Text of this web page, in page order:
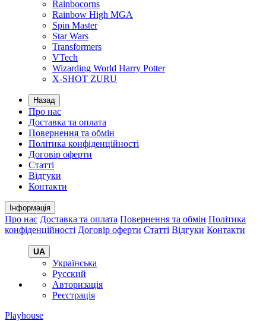
Rainbocorns
Rainbow High MGA
Spin Master
Star Wars
Transformers
VTech
Wizarding World Harry Potter
X-SHOT ZURU
Назад
Про нас
Доставка та оплата
Повернення та обмін
Політика конфіденційності
Договір оферти
Статті
Відгуки
Контакти
Інформація
Про нас Доставка та оплата Повернення та обмін Політика
конфіденційності Договір оферти Статті Відгуки Контакти
UA
Українська
Русский
Авторизація
Реєстрація
Playhouse